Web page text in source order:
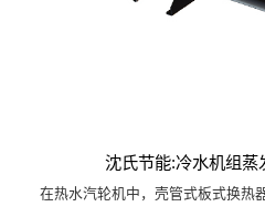
沈氏节能:冷水机组蒸
在热水汽轮机中，壳管式板式换热